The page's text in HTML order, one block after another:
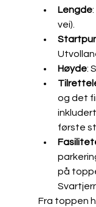
Lengde
vei).
Høyde:
og det
første
på
Fra toppen